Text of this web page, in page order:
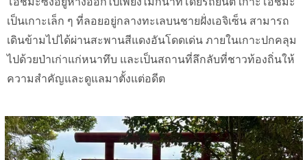
เป็นเกาะเล็ก ๆ ที่ลอยอยู่กลางทะเลบนชายฝั่งเอจิเซ็น สามารถ
เดินข้ามไปได้ผ่านสะพานสีแดงอันโดดเด่น ภายในเกาะปกคลุม
ไปด้วยป่าเก่าแก่หนาทึบ และเป็นสถานที่ลึกลับที่ชาวท้องถิ่นให้
ความสำคัญและดูแลมาตั้งแต่อดีต